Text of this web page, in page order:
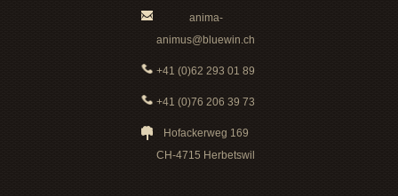
anima-
animus@bluewin.ch
+41 (0)62 293 01 89
+41 (0)76 206 39 73
Hofackerweg 169
CH-4715 Herbetswil